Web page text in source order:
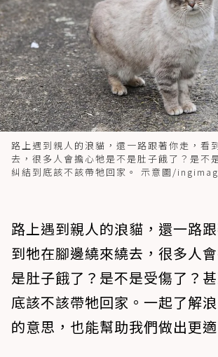
路上遇到親人的浪貓，還一路跟著你走，看
去，很多人會擔心牠是不是肚子餓了？是不
糾結到底該不該帶牠回家。 示意圖/
路上遇到親人的浪貓，還一路
到牠在腳邊繞來繞去，很多人
是肚子餓了？是不是受傷了？
底該不該帶牠回家。一起了解
的意思，也能幫助我們做出更